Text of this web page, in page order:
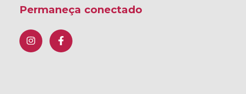
Permaneça conectado